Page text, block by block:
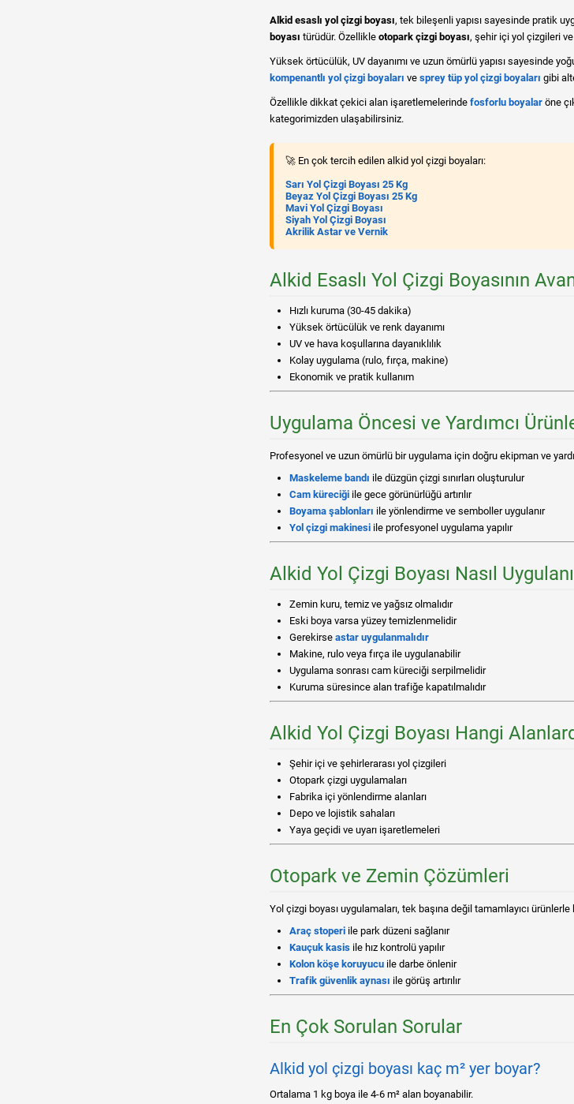
Alkid esaslı yol çizgi boyası, tek bileşenli yapısı sayesinde pratik
boyası türüdür. Özellikle otopark çizgi boyası, şehir içi yol çizgileri
Yüksek örtücülük, UV dayanımı ve uzun ömürlü yapısı sayesinde
kompenantlı yol çizgi boyaları ve sprey tüp yol çizgi boyaları gibi
Özellikle dikkat çekici alan işaretlemelerinde fosforlu boyalar öne
kategorimizden ulaşabilirsiniz.
🚀 En çok tercih edilen alkid yol çizgi boyaları:
Sarı Yol Çizgi Boyası 25 Kg
Beyaz Yol Çizgi Boyası 25 Kg
Mavi Yol Çizgi Boyası
Siyah Yol Çizgi Boyası
Akrilik Astar ve Vernik
Alkid Esaslı Yol Çizgi Boyasının
Hızlı kuruma (30-45 dakika)
Yüksek örtücülük ve renk dayanımı
UV ve hava koşullarına dayanıklılık
Kolay uygulama (rulo, fırça, makine)
Ekonomik ve pratik kullanım
Uygulama Öncesi ve Yardımcı
Profesyonel ve uzun ömürlü bir uygulama için doğru ekipman ve
Maskeleme bandı ile düzgün çizgi sınırları oluşturulur
Cam küreciği ile gece görünürlüğü artırılır
Boyama şablonları ile yönlendirme ve semboller uygulanır
Yol çizgi makinesi ile profesyonel uygulama yapılır
Alkid Yol Çizgi Boyası Nasıl
Zemin kuru, temiz ve yağsız olmalıdır
Eski boya varsa yüzey temizlenmelidir
Gerekirse astar uygulanmalıdır
Makine, rulo veya fırça ile uygulanabilir
Uygulama sonrası cam küreciği serpilmelidir
Kuruma süresince alan trafiğe kapatılmalıdır
Alkid Yol Çizgi Boyası Hangi
Şehir içi ve şehirlerarası yol çizgileri
Otopark çizgi uygulamaları
Fabrika içi yönlendirme alanları
Depo ve lojistik sahaları
Yaya geçidi ve uyarı işaretlemeleri
Otopark ve Zemin Çözümleri
Yol çizgi boyası uygulamaları, tek başına değil tamamlayıcı
Araç stoperi ile park düzeni sağlanır
Kauçuk kasis ile hız kontrolü yapılır
Kolon köşe koruyucu ile darbe önlenir
Trafik güvenlik aynası ile görüş artırılır
En Çok Sorulan Sorular
Alkid yol çizgi boyası kaç m² yer boyar?
Ortalama 1 kg boya ile 4-6 m² alan boyanabilir.